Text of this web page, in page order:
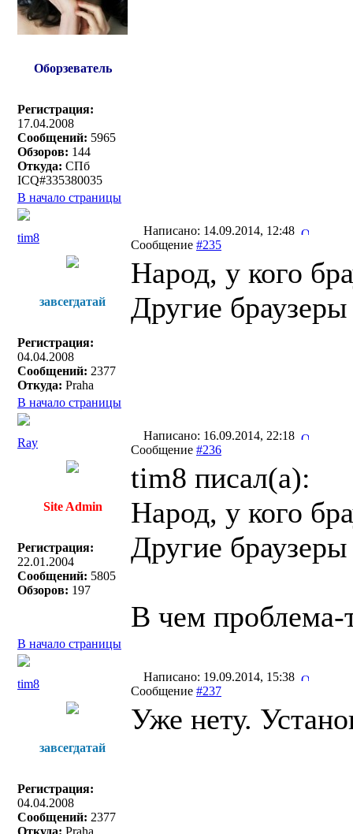
Оборзеватель
Регистрация:
17.04.2008
Сообщений: 5965
Обзоров: 144
Откуда: СПб
ICQ#335380035
В начало страницы
tim8
Написано: 14.09.2014, 12:48
Сообщение #235
завсегдатай
Регистрация:
04.04.2008
Сообщений: 2377
Откуда: Praha
Народ, у кого
Другие
В начало страницы
Ray
Написано: 16.09.2014, 22:18
Сообщение #236
Site Admin
Регистрация:
22.01.2004
Сообщений: 5805
Обзоров: 197
tim8 писал(a):
Народ, у кого
Другие
В чем проблема-
В начало страницы
tim8
Написано: 19.09.2014, 15:38
Сообщение #237
завсегдатай
Регистрация:
04.04.2008
Сообщений: 2377
Откуда: Praha
Уже нету.